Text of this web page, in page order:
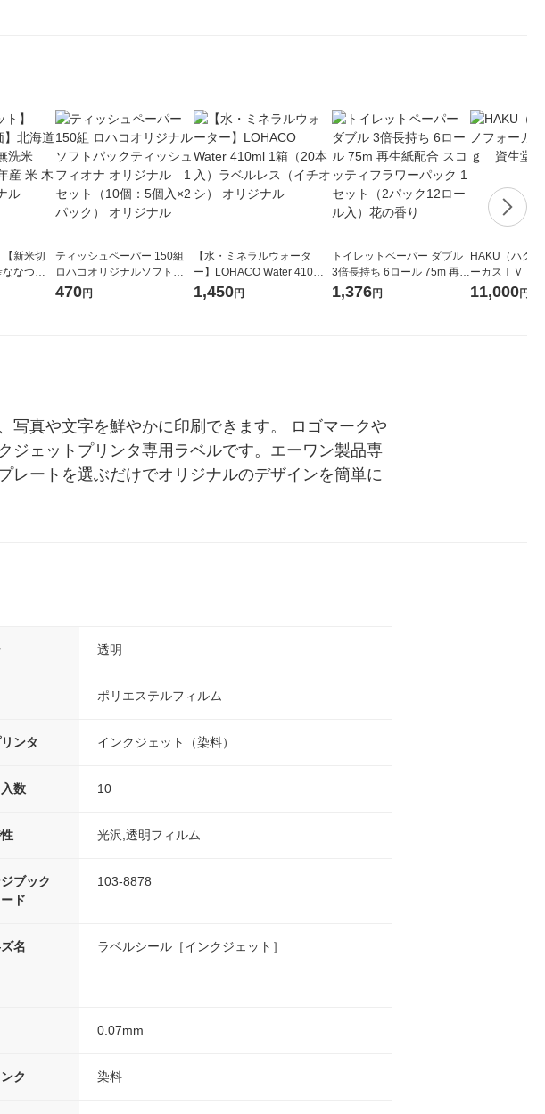
【新米切
なつぼ
和7年産
ナル
ティッシュペーパー 150組
ロハコオリジナルソフトパ
ックティッシュ フィオナ オ
470円
【水・ミネラルウォータ
ー】LOHACO Water 410ml
1箱（20本入）ラベルレス
（イチオシ） オリジナル
1,450円
トイレットペーパー ダブル
3倍長持ち 6ロール 75m 再生
紙配合 スコッティフラワー
パック 1セット（2パック12
1,376円
HAKU（ハク
ーカスＩＶ
堂 おまけ付き
11,000円
写真や文字を鮮やかに印刷できます。 ロゴマークや
ジェットプリンタ専用ラベルです。エーワン製品専
レートを選ぶだけでオリジナルのデザインを簡単に
透明
ポリエステルフィルム
ンタ インクジェット（染料）
数 10
光沢,透明フィルム
ブック
ド
103-8878
名 ラベルシール［インクジェット］
0.07mm
ク 染料